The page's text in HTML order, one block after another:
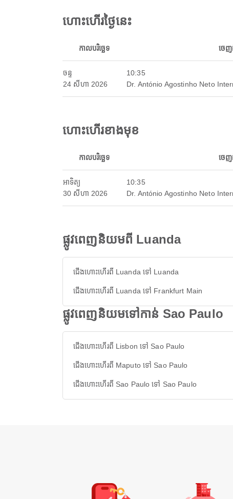
ហោះហើរថ្ងៃនេះ
កាលបរិច្ឆេទ ចេ
ចន្ទ
24 សីហា 2026
10:35
Dr. António Agostinho Neto
ហោះហើរខាងមុខ
កាលបរិច្ឆេទ ចេ
អាទិត្យ
30 សីហា 2026
10:35
Dr. António Agostinho Neto
ផ្លូវពេញនិយមពី Luanda
ជើងហោះហើរពី Luanda ទៅ Luanda
ជើងហោះហើរពី Luanda ទៅ Frankfurt Main
ផ្លូវពេញនិយមទៅកាន់ Sao Paulo
ជើងហោះហើរពី Lisbon ទៅ Sao Paulo
ជើងហោះហើរពី Maputo ទៅ Sao Paulo
ជើងហោះហើរពី Sao Paulo ទៅ Sao Paulo